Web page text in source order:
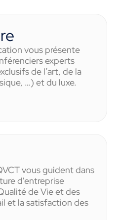
vous présente
experts
de l’art, de la
…) et du luxe.
vous guident dans
d'entreprise
de Vie et des
et la satisfaction des